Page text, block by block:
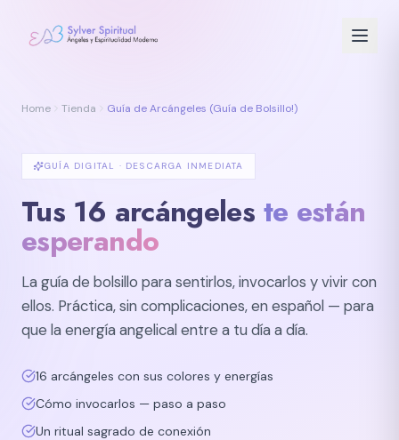
Terapias
Terapia Angelical
Conexión Medium Angelical
Regresión a Vidas Pasadas
Guía Espiritual Personalizada
Shop
Cursos
Nosotros
Home Tienda Guía de Arcángeles (Guía de Bolsillo!)
GUÍA DIGITAL · DESCARGA INMEDIATA
Tus 16 arcángeles te están
esperando
La guía de bolsillo para sentirlos, invocarlos y vivir con
ellos. Práctica, sin complicaciones, en español — para
que la energía angelical entre a tu día a día.
16 arcángeles con sus colores y energías
Cómo invocarlos — paso a paso
Un ritual sagrado de conexión